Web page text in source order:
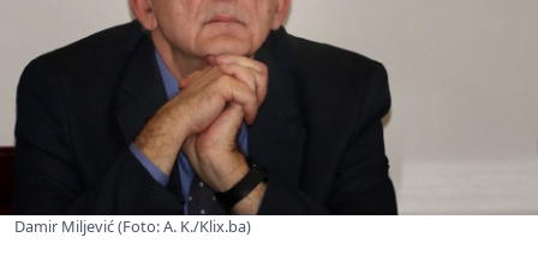
Damir Miljević (Foto: A. K./Klix.ba)